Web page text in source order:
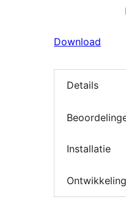
Download
Details
Installatie
Ontwikkeling